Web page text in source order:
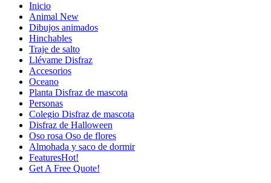
Inicio
Animal New
Dibujos animados
Hinchables
Traje de salto
Llévame Disfraz
Accesorios
Oceano
Planta Disfraz de mascota
Personas
Colegio Disfraz de mascota
Disfraz de Halloween
Oso rosa Oso de flores
Almohada y saco de dormir
FeaturesHot!
Get A Free Quote!